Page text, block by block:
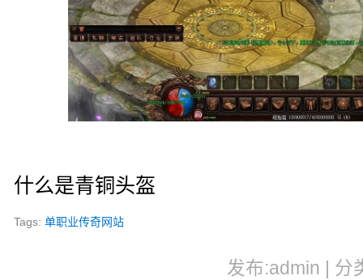
什么是青铜头盔
Tags:单职业传奇网站
发布:admin | 分